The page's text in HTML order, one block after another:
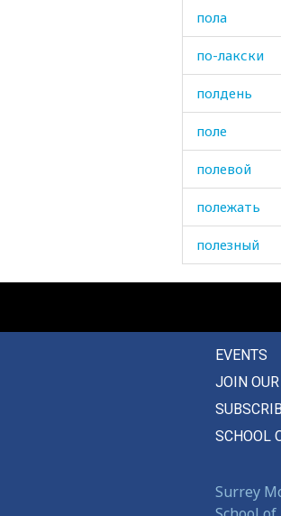
пола
по-лакски
полдень
поле
полевой
полежать
полезный
полено
ползти
полметра
EVENTS
JOIN
SCHOOL
Surrey